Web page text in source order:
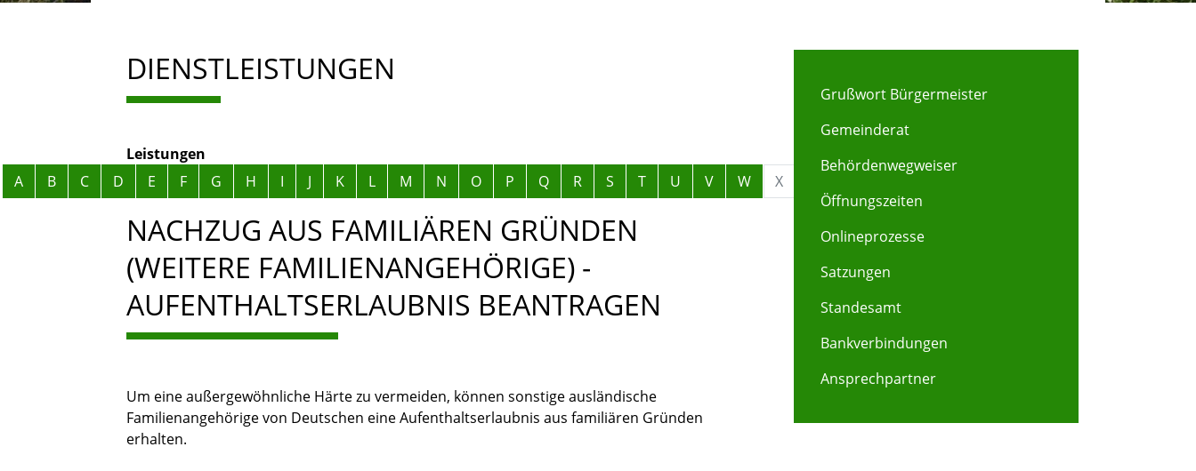
DIENSTLEISTUNGEN
Leistungen
Alphabetisches Register überspringen
A B C D E F G H I J K L M N O P Q R S T U V W X
NACHZUG AUS FAMILIÄREN GRÜNDEN
(WEITERE FAMILIENANGEHÖRIGE) -
AUFENTHALTSERLAUBNIS BEANTRAGEN
Um eine außergewöhnliche Härte zu vermeiden, können sonstige ausländische
Familienangehörige von Deutschen eine Aufenthaltserlaubnis aus familiären Gründen
erhalten.
Grußwort Bürgermeister
Gemeinderat
Behördenwegweiser
Öffnungszeiten
Onlineprozesse
Satzungen
Standesamt
Bankverbindungen
Ansprechpartner